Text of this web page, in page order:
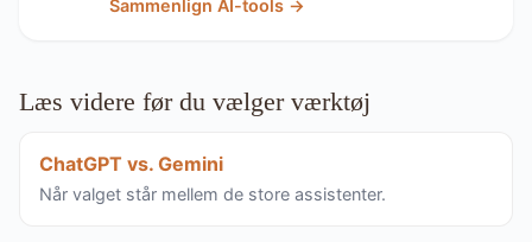
Sammenlign AI-tools →
Læs videre før du vælger værktøj
ChatGPT vs. Gemini
Når valget står mellem de store assistenter.